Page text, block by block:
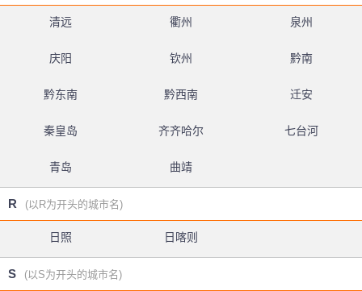
清远 衢州 泉州
庆阳 钦州 黔南
黔东南 黔西南 迁安
秦皇岛 齐齐哈尔 七台河
青岛 曲靖
R (以R为开头的城市名)
日照 日喀则
S (以S为开头的城市名)